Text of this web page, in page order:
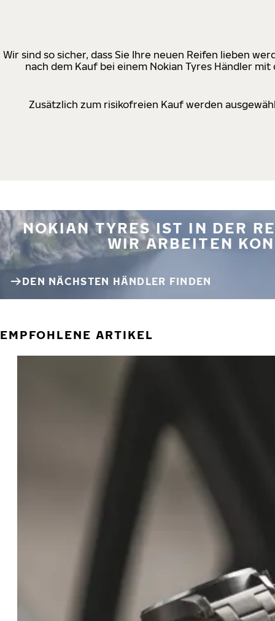
Wir sind so sicher, dass Sie Ihre neuen Reifen lieben
nach dem Kauf bei einem Nokian Tyres Händler
Zusätzlich zum risikofreien Kauf werden
NOKIAN TYRES IST IN DER
WIR ARBEITEN
DEN NÄCHSTEN HÄNDLER FINDEN
EMPFOHLENE ARTIKEL